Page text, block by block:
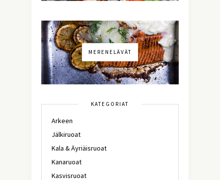
MERENELÄVÄT
KATEGORIAT
Arkeen
Jälkiruoat
Kala & Äyriäisruoat
Kanaruoat
Kasvisruoat